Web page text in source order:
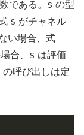
である。 s の型
s がチャネル
い場合、式
合、 s は評価
の呼び出しは定